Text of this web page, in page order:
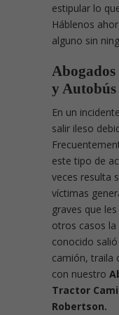
estipular lo
Háblenos
alguno sin
Abogados
y Autobús
En un
salir ileso
este tipo de
veces resulta
víctimas
graves que
otros casos la
conocido
camión, traila
con nuestro
Tractor
Robertson.